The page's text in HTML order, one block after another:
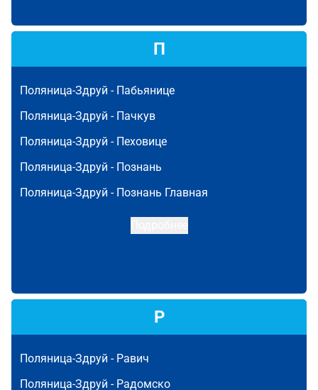
П
Поляница-Здруй - Пабьянице
Поляница-Здруй - Пачкув
Поляница-Здруй - Пеховице
Поляница-Здруй - Познань
Поляница-Здруй - Познань Главная
Р
Поляница-Здруй - Равич
Поляница-Здруй - Радомско